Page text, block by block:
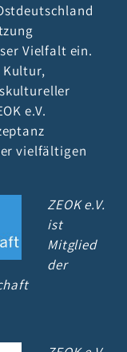
Vielfalt ein.
Kultur,
e.V.
vielfältigen
ZEOK e.V.
ist
Mitglied
der